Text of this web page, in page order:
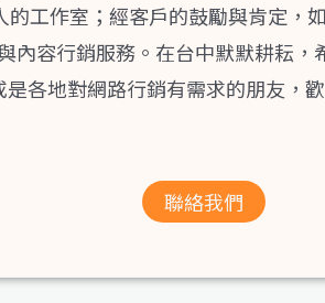
工作室；經客戶的鼓勵與肯定，
內容行銷服務。在台中默默耕耘
各地對網路行銷有需求的朋友，
聯絡我們